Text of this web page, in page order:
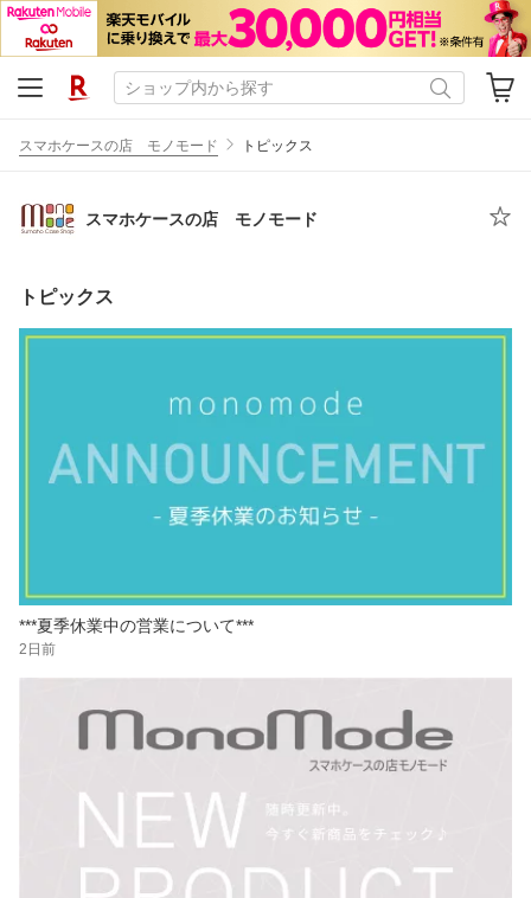
スマホケースの店 モノモード トピックス
スマホケースの店 モノモード
トピックス
***夏季休業中の営業について***
2日前